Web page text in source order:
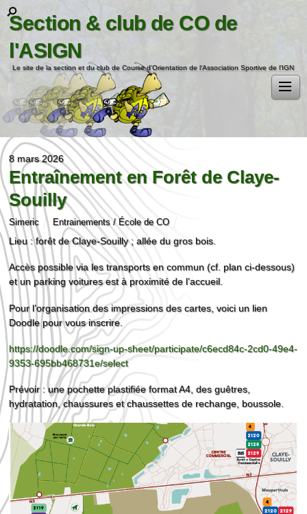
Section & club de CO de
l'ASIGN
Le site de la section et du club de Course d'Orientation de l'Association Sportive de l'IGN
8 mars 2026
Entraînement en Forêt de Claye-
Souilly
Simeric Entrainements / École de CO
Lieu : forêt de Claye-Souilly ; allée du gros bois.
Accès possible via les transports en commun (cf. plan ci-dessous)
et un parking voitures est à proximité de l’accueil.
Pour l’organisation des impressions des cartes, voici un lien
Doodle pour vous inscrire.
https://doodle.com/sign-up-sheet/participate/c6ecd84c-2cd0-49e4-
9353-695bb468731e/select
Prévoir : une pochette plastifiée format A4, des guêtres,
hydratation, chaussures et chaussettes de rechange, boussole.